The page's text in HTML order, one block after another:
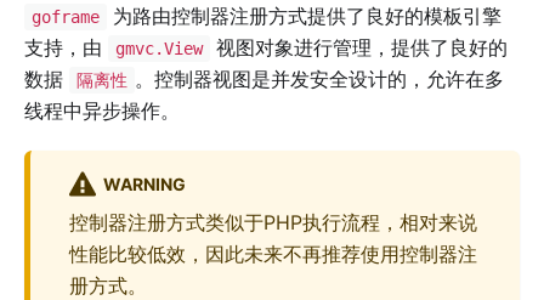
goframe
为路由控制器注册方式提供了良好的模板引擎
支持，由
gmvc.View
视图对象进行管理，提供了良好的
数据
隔离性 。控制器视图是并发安全设计的，允许在多
线程中异步操作。
WARNING
控制器注册方式类似于PHP执行流程，相对来说
性能比较低效，因此未来不再推荐使用控制器注
册方式。